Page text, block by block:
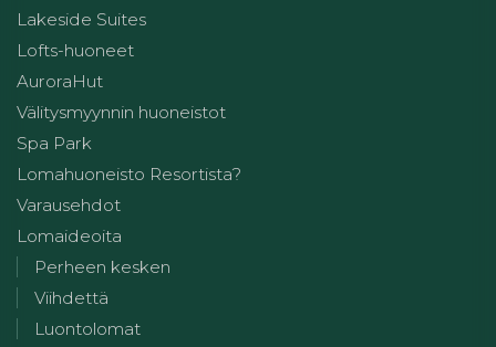
Lakeside Suites
Lofts-huoneet
AuroraHut
Välitysmyynnin huoneistot
Spa Park
Lomahuoneisto Resortista?
Varausehdot
Lomaideoita
Perheen kesken
Viihdettä
Luontolomat